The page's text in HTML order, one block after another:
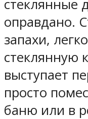
стеклянные
оправдано.
запахи,
стеклянную
выступает
просто
баню или в